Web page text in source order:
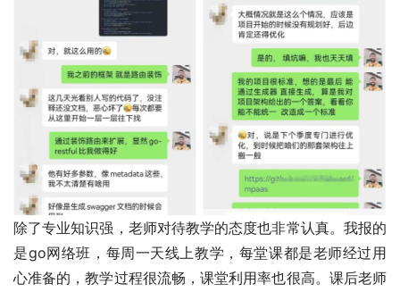
除了专业知识强，老师对待教学的态度也非常认真。我报的
是go网络班，每周一天线上教学，每堂课都是老师经过用
心准备的，教学过程很流畅，课堂利用率也很高。课后老师